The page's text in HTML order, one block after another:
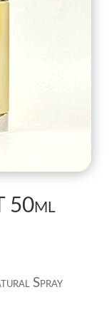
50ml
Spray